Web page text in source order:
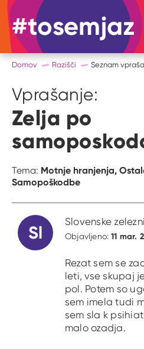
#tosemjaz
Domov Razišči Seznam
Vprašanje:
Zelja po
Tema: Motnje hranjenja,
Samopoškodbe
Sl
Slovenske
Objavljeno:11 mar.
Rezat sem se
leti, vse skupaj
pol. Potem so
sem imela tudi
sem sla k
malo ozadja.